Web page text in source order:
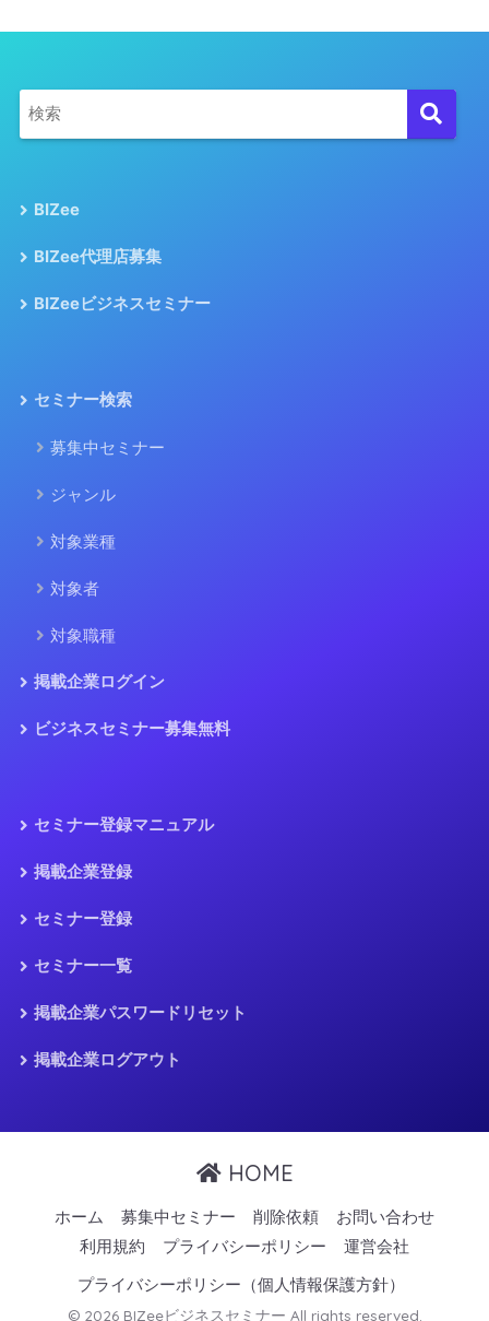
BIZee
BIZee代理店募集
BIZeeビジネスセミナー
セミナー検索
募集中セミナー
ジャンル
対象業種
対象者
対象職種
掲載企業ログイン
ビジネスセミナー募集無料
セミナー登録マニュアル
掲載企業登録
セミナー登録
セミナー一覧
掲載企業パスワードリセット
掲載企業ログアウト
HOME
ホーム 募集中セミナー 削除依頼
お問い合わせ
利用規約
プライバシーポリシー
運営会社
プライバシーポリシー（個人情報保護方針）
© 2026 BIZeeビジネスセミナー All rights reserved.